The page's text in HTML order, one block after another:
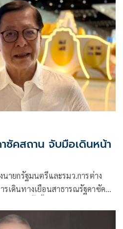
ซัคสถาน จับมือเดินหน้า
ายกรัฐมนตรีและรมว.การต่าง
เดินทางเยือนสาธารณรัฐคาซัค
ยกับคาซัคสถาน ด้านการเมือง